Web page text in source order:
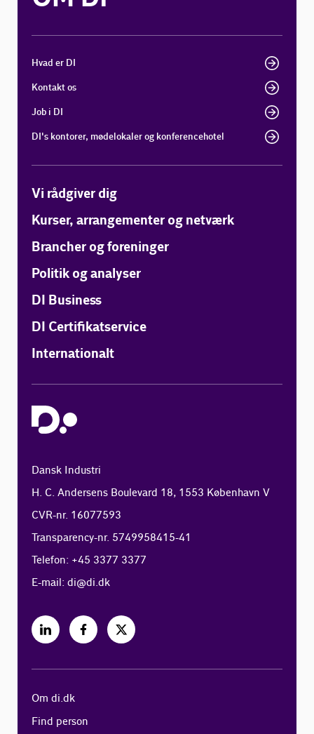
Hvad er DI
Kontakt os
Job i DI
DI's kontorer, mødelokaler og konferencehotel
Vi rådgiver dig
Kurser, arrangementer og netværk
Brancher og foreninger
Politik og analyser
DI Business
DI Certifikatservice
Internationalt
Dansk Industri
H. C. Andersens Boulevard 18, 1553 København V
CVR-nr. 16077593
Transparency-nr. 5749958415-41
Telefon: +45 3377 3377
E-mail:di@di.dk
Om di.dk
Find person